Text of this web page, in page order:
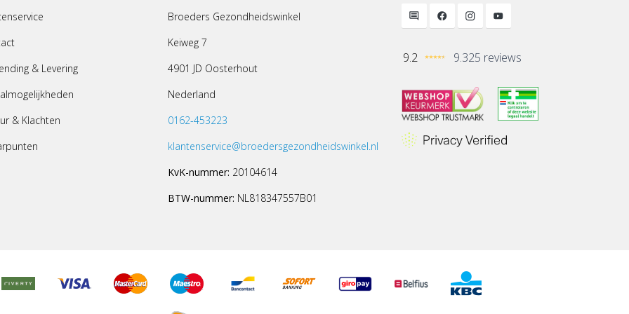
& Levering
& Klachten
Broeders Gezondheidswinkel
Keiweg 7
4901 JD Oosterhout
Nederland
0162-453223
klantenservice@broedersgezondheidswinkel.nl
KvK-nummer: 20104614
BTW-nummer: NL818347557B01
9.2 9.325 reviews